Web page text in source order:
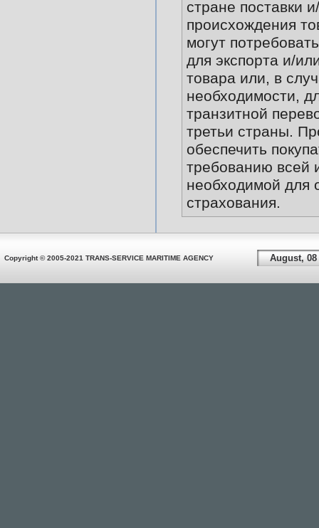
стране поставки
происхождения
могут
для экспорта и/
товара или, в
необходимости,
транзитной
третьи страны.
обеспечить
требованию всей
необходимой для
страхования.
Copyright © 2005-2021 TRANS-SERVICE MARITIME AGENCY August, 08